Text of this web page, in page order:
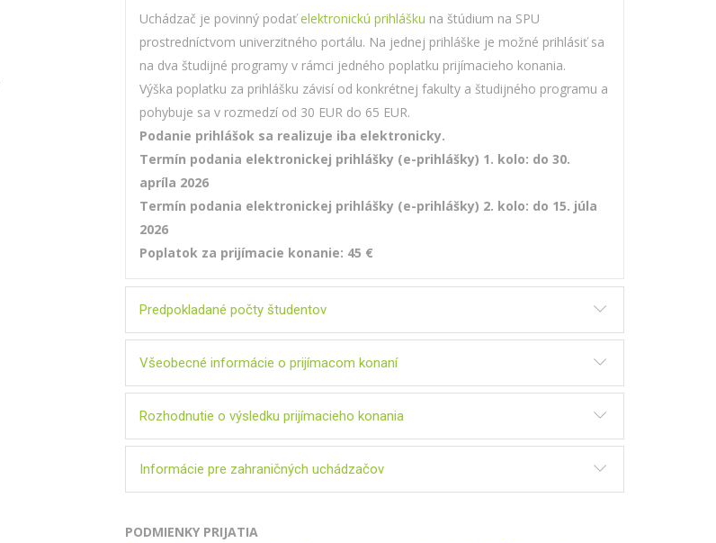
Uchádzač je povinný podaťelektronickú prihlášku na štúdium na SPU
prostredníctvom univerzitného portálu. Na jednej prihláške je možné prihlásiť sa
na dva študijné programy v rámci jedného poplatku prijímacieho konania.
Výška poplatku za prihlášku závisí od konkrétnej fakulty a študijného programu a
pohybuje sa v rozmedzí od 30 EUR do 65 EUR.
Podanie prihlášok sa realizuje iba elektronicky.
Termín podania elektronickej prihlášky (e-prihlášky) 1. kolo: do 30.
apríla 2026
Termín podania elektronickej prihlášky (e-prihlášky) 2. kolo: do 15. júla
2026
Poplatok za prijímacie konanie: 45 €
Predpokladané počty študentov
Všeobecné informácie o prijímacom konaní
Rozhodnutie o výsledku prijímacieho konania
Informácie pre zahraničných uchádzačov
PODMIENKY PRIJATIA